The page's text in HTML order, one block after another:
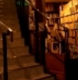
300円 大分県
300円 鹿児島県
円